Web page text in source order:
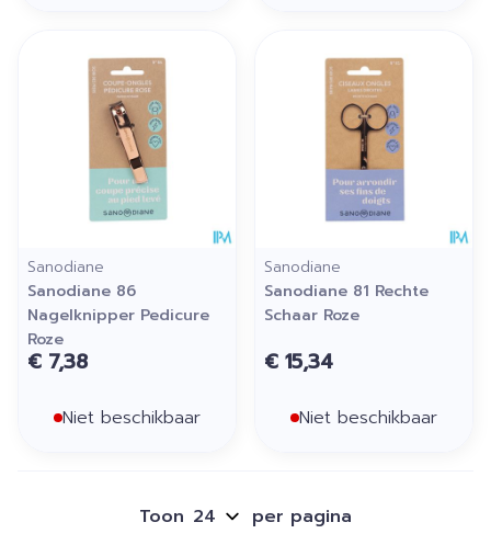
Sanodiane
Sanodiane 86
Nagelknipper Pedicure
Roze
€ 7,38
Niet beschikbaar
Sanodiane
Sanodiane 81 Rechte
Schaar Roze
€ 15,34
Niet beschikbaar
Toon per pagina